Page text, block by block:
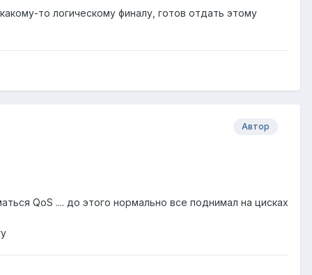
то логическому финалу, готов отдать этому
Автор
QoS .... до этого нормально все поднимал на цисках